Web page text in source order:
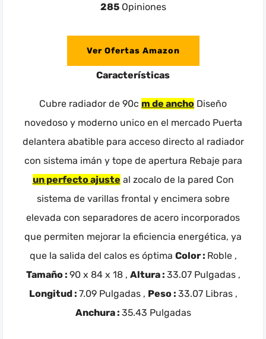
285Opiniones
Ver Ofertas Amazon
Características
Cubre radiador de 90c m de ancho Diseño
novedoso y moderno unico en el mercado Puerta
delantera abatible para acceso directo al radiador
con sistema imán y tope de apertura Rebaje para
un perfecto ajuste al zocalo de la pared Con
sistema de varillas frontal y encimera sobre
elevada con separadores de acero incorporados
que permiten mejorar la eficiencia energética, ya
que la salida del calos es óptima Color : Roble ,
Tamaño : 90 x 84 x 18 , Altura : 33.07 Pulgadas ,
Longitud : 7.09 Pulgadas , Peso : 33.07 Libras ,
Anchura : 35.43 Pulgadas